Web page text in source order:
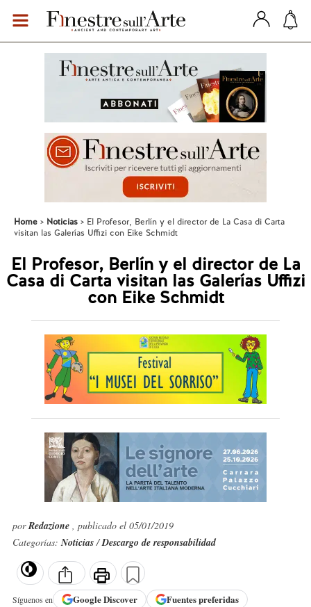
Home Noticias
El Profesor, Berlín y el director de La Casa di Carta
visitan las Galerías Uffizi con Eike Schmidt
El Profesor, Berlín y el director de La
Casa di Carta visitan las Galerías Uffizi
con Eike Schmidt
porRedazione , publicado el 05/01/2019
Categorías:Noticias/Descargo de responsabilidad
Síguenos en GoogleDiscover Fuentes preferidas